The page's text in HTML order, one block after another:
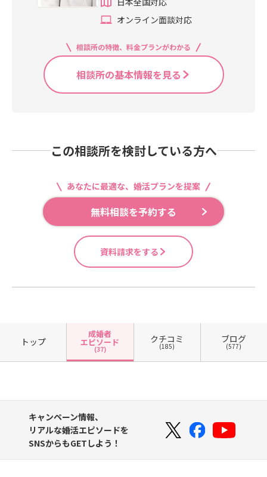
オンライン面談対応
相談所の特徴、料金プランがわかる
相談所の基本情報を見る
この相談所を検討している方へ
あなたに最適な、婚活プランを提案
無料相談を予約する
資料請求をする
トップ
成婚者
エピソード
(37)
クチコミ
(185)
ブログ
(577)
キャンペーン情報、
リアルな婚活エピソードを
SNSからもGETしよう！